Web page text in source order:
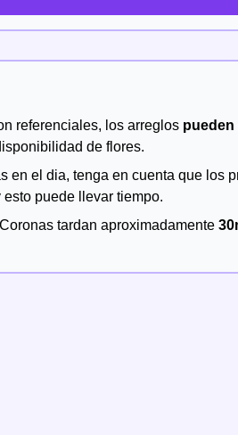
referenciales, los arreglos pueden
de flores.
en el dia, tenga en cuenta que los
puede llevar tiempo.
tardan aproximadamente